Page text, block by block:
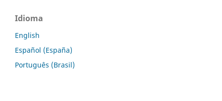
Idioma
English
Español (España)
Português (Brasil)